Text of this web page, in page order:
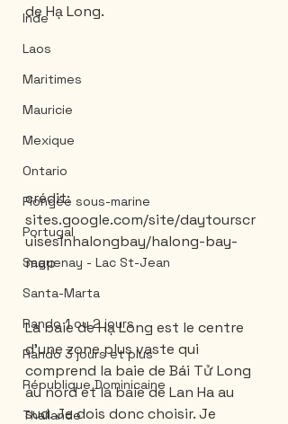
Inde
Laos
Maritimes
Mauricie
Mexique
Ontario
Plongée sous-marine
Portugal
Saguenay - Lac St-Jean
Santa-Marta
Rando 1 ou 2 jours
Rando 3 jours et plus
République Dominicaine
Thailande
de Hạ Long.
crédit:
sites.google.com/site/daytourscr
uisesinhalongbay/halong-bay-
map
La baie de Hạ Long est le centre
d'une zone plus vaste qui
comprend la baie de Bái Tử Long
au nord et la baie de Lan Ha au
sud. Je dois donc choisir. Je